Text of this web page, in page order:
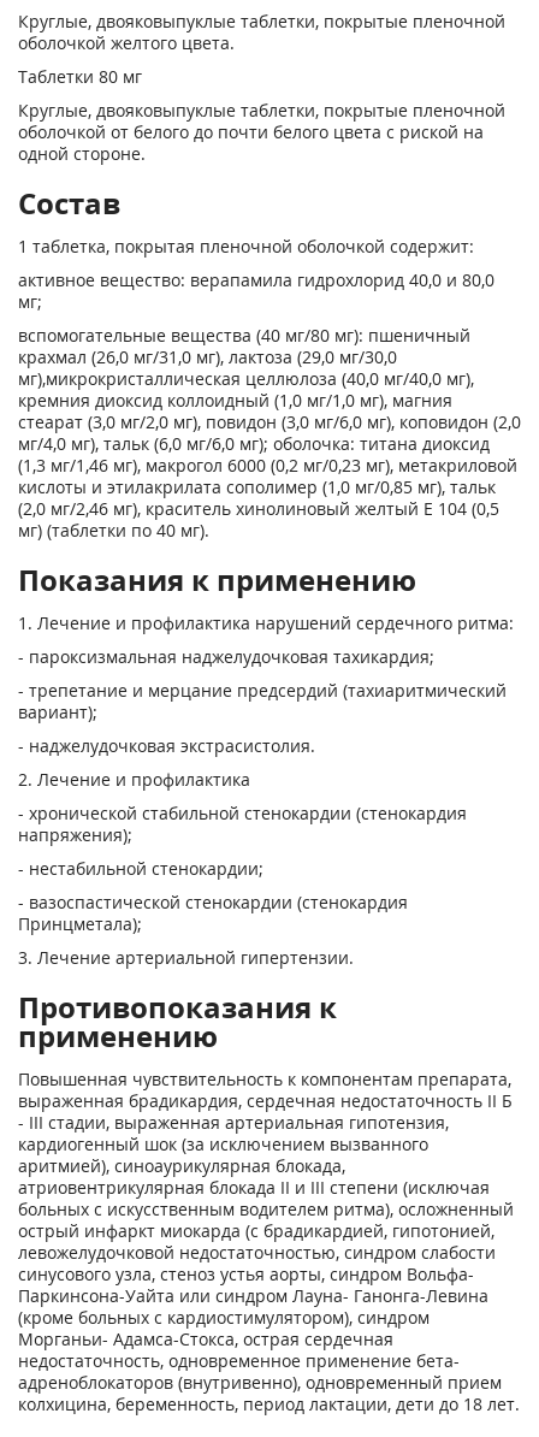
Круглые, двояковыпуклые таблетки, покрытые пленочной
оболочкой желтого цвета.
Таблетки 80 мг
Круглые, двояковыпуклые таблетки, покрытые пленочной
оболочкой от белого до почти белого цвета с риской на
одной стороне.
Состав
1 таблетка, покрытая пленочной оболочкой содержит:
активное вещество: верапамила гидрохлорид 40,0 и 80,0
мг;
вспомогательные вещества (40 мг/80 мг): пшеничный
крахмал (26,0 мг/31,0 мг), лактоза (29,0 мг/30,0
мг),микрокристаллическая целлюлоза (40,0 мг/40,0 мг),
кремния диоксид коллоидный (1,0 мг/1,0 мг), магния
стеарат (3,0 мг/2,0 мг), повидон (3,0 мг/6,0 мг), коповидон (2,0
мг/4,0 мг), тальк (6,0 мг/6,0 мг); оболочка: титана диоксид
(1,3 мг/1,46 мг), макрогол 6000 (0,2 мг/0,23 мг), метакриловой
кислоты и этилакрилата сополимер (1,0 мг/0,85 мг), тальк
(2,0 мг/2,46 мг), краситель хинолиновый желтый Е 104 (0,5
мг) (таблетки по 40 мг).
Показания к применению
1. Лечение и профилактика нарушений сердечного ритма:
- пароксизмальная наджелудочковая тахикардия;
- трепетание и мерцание предсердий (тахиаритмический
вариант);
- наджелудочковая экстрасистолия.
2. Лечение и профилактика
- хронической стабильной стенокардии (стенокардия
напряжения);
- нестабильной стенокардии;
- вазоспастической стенокардии (стенокардия
Принцметала);
3. Лечение артериальной гипертензии.
Противопоказания к
применению
Повышенная чувствительность к компонентам препарата,
выраженная брадикардия, сердечная недостаточность II Б
- III стадии, выраженная артериальная гипотензия,
кардиогенный шок (за исключением вызванного
аритмией), синоаурикулярная блокада,
атриовентрикулярная блокада II и III степени (исключая
больных с искусственным водителем ритма), осложненный
острый инфаркт миокарда (с брадикардией, гипотонией,
левожелудочковой недостаточностью, синдром слабости
синусового узла, стеноз устья аорты, синдром Вольфа-
Паркинсона-Уайта или синдром Лауна- Ганонга-Левина
(кроме больных с кардиостимулятором), синдром
Морганьи- Адамса-Стокса, острая сердечная
недостаточность, одновременное применение бета-
адреноблокаторов (внутривенно), одновременный прием
колхицина, беременность, период лактации, дети до 18 лет.